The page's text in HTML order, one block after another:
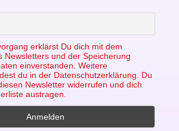
erklärst Du dich mit dem
Newsletters und der Speicherung
einverstanden. Weitere
du in der Datenschutzerklärung. Du
Newsletter widerrufen und dich
austragen.